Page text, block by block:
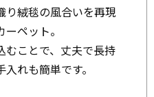
り絨毯の風合いを再現
ペット。
むことで、丈夫で長持
れも簡単です。